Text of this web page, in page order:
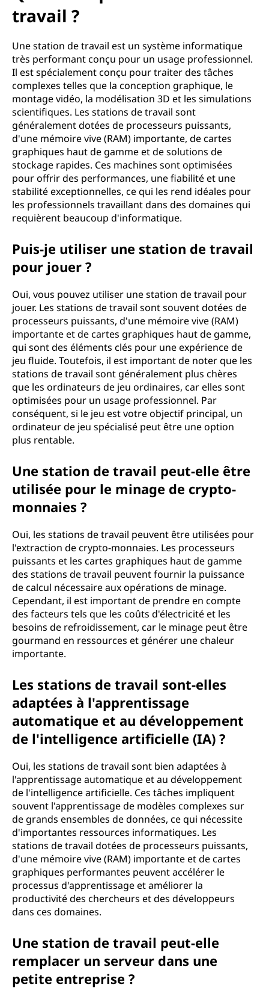
u
n
d
travail ?
Une station de travail est un système informatique
très performant conçu pour un usage professionnel.
Il est spécialement conçu pour traiter des tâches
complexes telles que la conception graphique, le
montage vidéo, la modélisation 3D et les simulations
scientifiques. Les stations de travail sont
généralement dotées de processeurs puissants,
d'une mémoire vive (RAM) importante, de cartes
graphiques haut de gamme et de solutions de
stockage rapides. Ces machines sont optimisées
pour offrir des performances, une fiabilité et une
stabilité exceptionnelles, ce qui les rend idéales pour
les professionnels travaillant dans des domaines qui
requièrent beaucoup d'informatique.
Puis-je utiliser une station de travail
pour jouer ?
Oui, vous pouvez utiliser une station de travail pour
jouer. Les stations de travail sont souvent dotées de
processeurs puissants, d'une mémoire vive (RAM)
importante et de cartes graphiques haut de gamme,
qui sont des éléments clés pour une expérience de
jeu fluide. Toutefois, il est important de noter que les
stations de travail sont généralement plus chères
que les ordinateurs de jeu ordinaires, car elles sont
optimisées pour un usage professionnel. Par
conséquent, si le jeu est votre objectif principal, un
ordinateur de jeu spécialisé peut être une option
plus rentable.
Une station de travail peut-elle être
utilisée pour le minage de crypto-
monnaies ?
Oui, les stations de travail peuvent être utilisées pour
l'extraction de crypto-monnaies. Les processeurs
puissants et les cartes graphiques haut de gamme
des stations de travail peuvent fournir la puissance
de calcul nécessaire aux opérations de minage.
Cependant, il est important de prendre en compte
des facteurs tels que les coûts d'électricité et les
besoins de refroidissement, car le minage peut être
gourmand en ressources et générer une chaleur
importante.
Les stations de travail sont-elles
adaptées à l'apprentissage
automatique et au développement
de l'intelligence artificielle (IA) ?
Oui, les stations de travail sont bien adaptées à
l'apprentissage automatique et au développement
de l'intelligence artificielle. Ces tâches impliquent
souvent l'apprentissage de modèles complexes sur
de grands ensembles de données, ce qui nécessite
d'importantes ressources informatiques. Les
stations de travail dotées de processeurs puissants,
d'une mémoire vive (RAM) importante et de cartes
graphiques performantes peuvent accélérer le
processus d'apprentissage et améliorer la
productivité des chercheurs et des développeurs
dans ces domaines.
Une station de travail peut-elle
remplacer un serveur dans une
petite entreprise ?